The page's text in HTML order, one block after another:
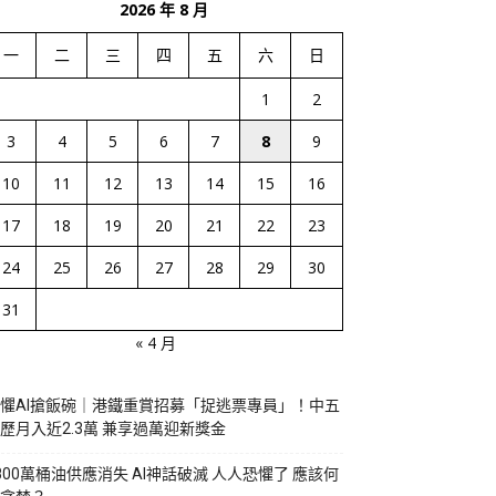
2026 年 8 月
一 二 三 四 五 六 日
1
2
3
4 5 6 7 8
9
10
11 12 13 14 15
16
17
18 19 20 21 22
23
24
25 26 27 28 29
30
31
« 4 月
AI搶飯碗｜港鐵重賞招募「捉逃票專員」！中五
月入近2.3萬 兼享過萬迎新獎金
萬桶油供應消失 AI神話破滅 人人恐懼了 應該何